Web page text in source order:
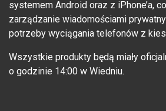
systemem Android oraz z iPhone’a,
zarządzanie wiadomościami
potrzeby wyciągania telefonów z
Wszystkie produkty będą miały
o godzinie 14:00 w Wiedniu.